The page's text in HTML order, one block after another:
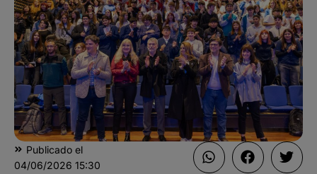
Publicado el
04/06/2026 15:30